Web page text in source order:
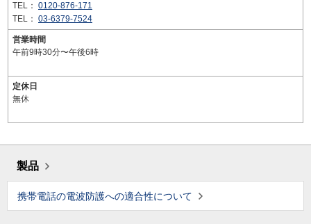
TEL： 0120-876-171
TEL： 03-6379-7524
営業時間
午前9時30分〜午後6時
定休日
無休
製品
携帯電話の電波防護への適合性について